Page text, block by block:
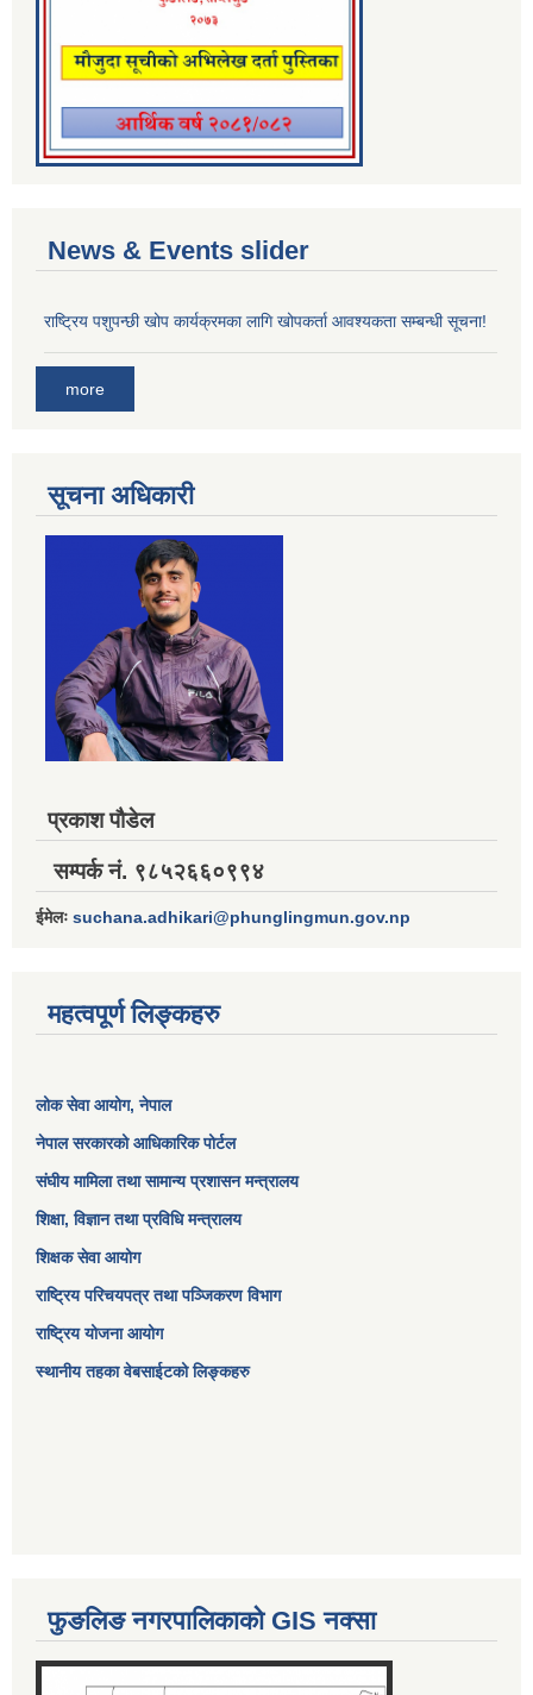
News & Events slider
राष्ट्रिय पशुपन्छी खोप कार्यक्रमका लागि खोपकर्ता आवश्यकता सम्बन्धी सूचना!
more
सूचना अधिकारी
प्रकाश पौडेल
सम्पर्क नं. ९८५२६६०९९४
ईमेलः suchana.adhikari@phunglingmun.gov.np
महत्वपूर्ण लिङ्कहरु
लोक सेवा आयोग, नेपाल
नेपाल सरकारको आधिकारिक पोर्टल
संघीय मामिला तथा सामान्य प्रशासन मन्त्रालय
शिक्षा, विज्ञान तथा प्रविधि मन्त्रालय
शिक्षक सेवा आयोग
राष्ट्रिय परिचयपत्र तथा पञ्जिकरण विभाग
राष्ट्रिय योजना आयोग
स्थानीय तहका वेबसाईटको लिङ्कहरु
फुङलिङ नगरपालिकाको GIS नक्सा